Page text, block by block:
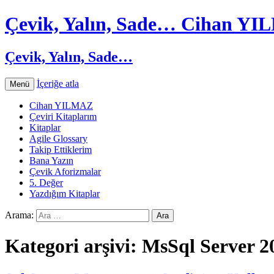
Çevik, Yalın, Sade… Cihan
Çevik, Yalın, Sade…
Menü İçeriğe atla
Cihan YILMAZ
Çeviri Kitaplarım
Kitaplar
Agile Glossary
Takip Ettiklerim
Bana Yazın
Çevik Aforizmalar
5. Değer
Yazdığım Kitaplar
Arama:
Kategori arşivi: MsSql Server